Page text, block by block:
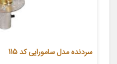
سردنده مدل سامورایی کد 115